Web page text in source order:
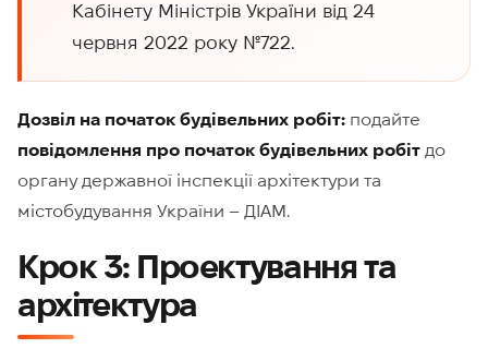
Кабінету Міністрів України від 24
червня 2022 року №722.
Дозвіл на початок будівельних робіт: подайте
повідомлення про початок будівельних робіт до
органу державної інспекції архітектури та
містобудування України – ДІАМ.
Крок 3: Проектування та
архітектура